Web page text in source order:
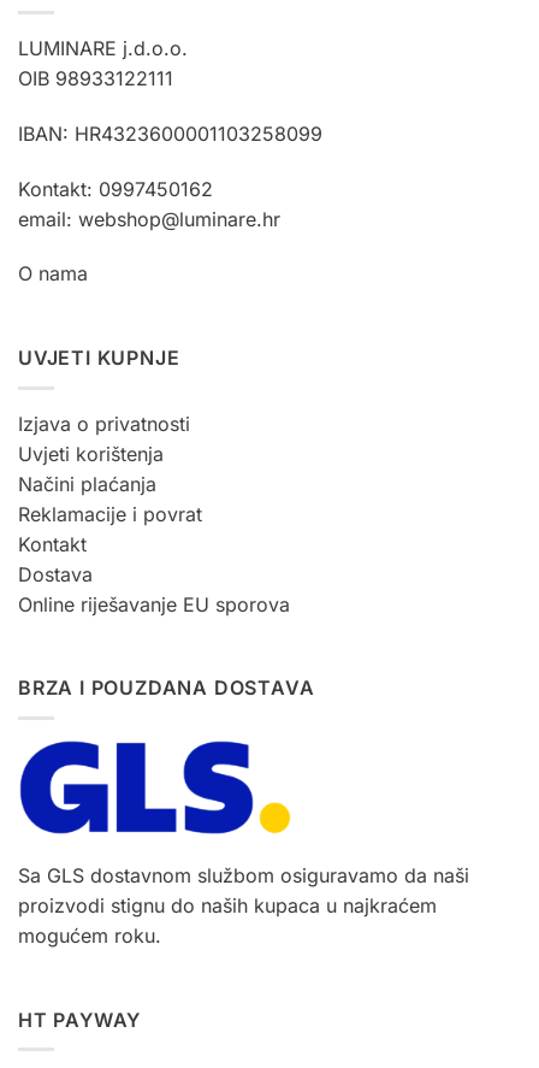
LUMINARE j.d.o.o.
OIB 98933122111
IBAN: HR4323600001103258099
Kontakt: 0997450162
email: webshop@luminare.hr
O nama
UVJETI KUPNJE
Izjava o privatnosti
Uvjeti korištenja
Načini plaćanja
Reklamacije i povrat
Kontakt
Dostava
Online riješavanje EU sporova
BRZA I POUZDANA DOSTAVA
Sa GLS dostavnom službom osiguravamo da naši
proizvodi stignu do naših kupaca u najkraćem
mogućem roku.
HT PAYWAY